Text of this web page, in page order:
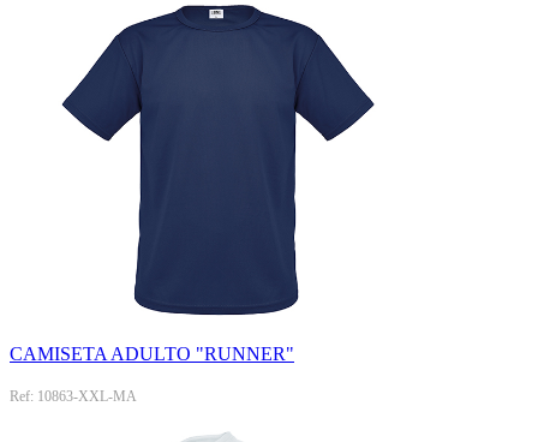
CAMISETA ADULTO "RUNNER"
Ref: 10863-XXL-MA